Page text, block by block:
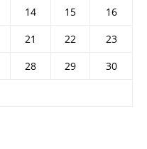
14 15
16
21 22
23
28 29
30